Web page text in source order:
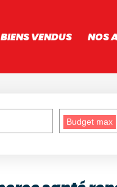
BIENS VENDUS NOS
Budget max